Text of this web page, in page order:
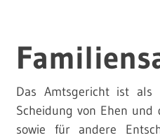
Das Amtsgericht ist als
Scheidung von Ehen
sowie für andere